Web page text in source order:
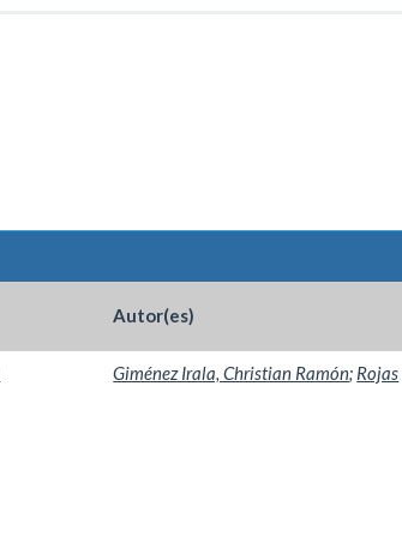
Autor(es)
Giménez Irala, Christian Ramón; Rojas